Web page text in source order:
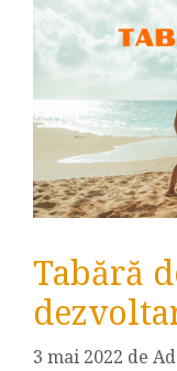
Tabără
3 mai 2022 de